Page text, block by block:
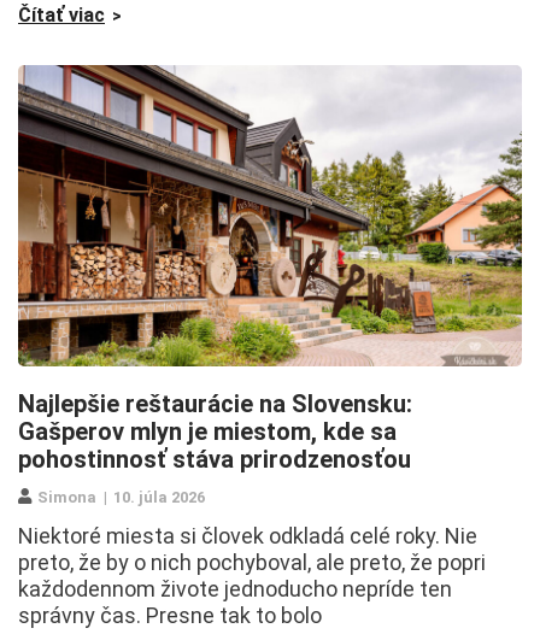
Čítať viac
Najlepšie reštaurácie na Slovensku:
Gašperov mlyn je miestom, kde sa
pohostinnosť stáva prirodzenosťou
Simona 10. júla 2026
Niektoré miesta si človek odkladá celé roky. Nie
preto, že by o nich pochyboval, ale preto, že popri
každodennom živote jednoducho nepríde ten
správny čas. Presne tak to bolo